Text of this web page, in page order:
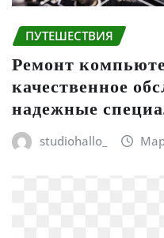
ПУТЕШЕСТВИЯ
Ремонт
качественное
надежные
studiohallo_